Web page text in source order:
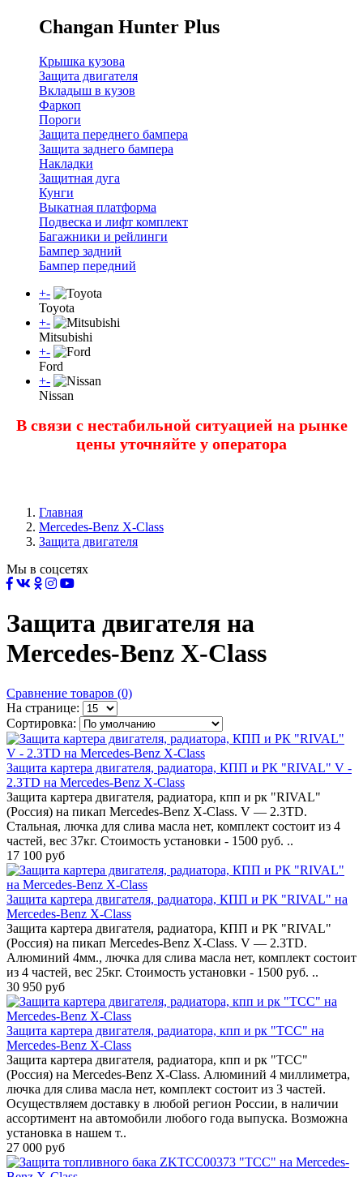
Changan Hunter Plus
Крышка кузова
Защита двигателя
Вкладыш в кузов
Фаркоп
Пороги
Защита переднего бампера
Защита заднего бампера
Накладки
Защитная дуга
Кунги
Выкатная платформа
Подвеска и лифт комплект
Багажники и рейлинги
Бампер задний
Бампер передний
+-
Toyota
+-
Mitsubishi
+-
Ford
+-
Nissan
В связи с нестабильной ситуацией на рынке
цены уточняйте у оператора
Главная
Mercedes-Benz X-Class
Защита двигателя
Мы в соцсетях
Защита двигателя на
Mercedes-Benz X-Class
Сравнение товаров (0)
На странице:
Сортировка:
Защита картера двигателя, радиатора, КПП и РК "RIVAL" V -
2.3TD на Mercedes-Benz X-Class
Защита картера двигателя, радиатора, кпп и рк "RIVAL"
(Россия) на пикап Mercedes-Benz X-Class. V — 2.3TD.
Стальная, лючка для слива масла нет, комплект состоит из 4
частей, вес 37кг. Стоимость установки - 1500 руб. ..
17 100 руб
Защита картера двигателя, радиатора, КПП и РК "RIVAL" на
Mercedes-Benz X-Class
Защита картера двигателя, радиатора, КПП и РК "RIVAL"
(Россия) на пикап Mercedes-Benz X-Class. V — 2.3TD.
Алюминий 4мм., лючка для слива масла нет, комплект состоит
из 4 частей, вес 25кг. Стоимость установки - 1500 руб. ..
30 950 руб
Защита картера двигателя, радиатора, кпп и рк "TCC" на
Mercedes-Benz X-Class
Защита картера двигателя, радиатора, кпп и рк "TCC"
(Россия) на Mercedes-Benz X-Class. Алюминий 4 миллиметра,
лючка для слива масла нет, комплект состоит из 3 частей.
Осуществляем доставку в любой регион России, в наличии
ассортимент на автомобили любого года выпуска. Возможна
установка в нашем т..
27 000 руб